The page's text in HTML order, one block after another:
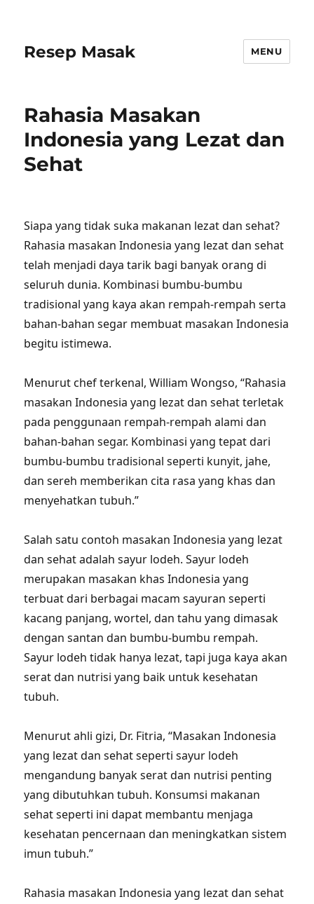
Resep Masak MENU
Rahasia Masakan
Indonesia yang Lezat dan
Sehat
Siapa yang tidak suka makanan lezat dan sehat?
Rahasia masakan Indonesia yang lezat dan sehat
telah menjadi daya tarik bagi banyak orang di
seluruh dunia. Kombinasi bumbu-bumbu
tradisional yang kaya akan rempah-rempah serta
bahan-bahan segar membuat masakan Indonesia
begitu istimewa.
Menurut chef terkenal, William Wongso, “Rahasia
masakan Indonesia yang lezat dan sehat terletak
pada penggunaan rempah-rempah alami dan
bahan-bahan segar. Kombinasi yang tepat dari
bumbu-bumbu tradisional seperti kunyit, jahe,
dan sereh memberikan cita rasa yang khas dan
menyehatkan tubuh.”
Salah satu contoh masakan Indonesia yang lezat
dan sehat adalah sayur lodeh. Sayur lodeh
merupakan masakan khas Indonesia yang
terbuat dari berbagai macam sayuran seperti
kacang panjang, wortel, dan tahu yang dimasak
dengan santan dan bumbu-bumbu rempah.
Sayur lodeh tidak hanya lezat, tapi juga kaya akan
serat dan nutrisi yang baik untuk kesehatan
tubuh.
Menurut ahli gizi, Dr. Fitria, “Masakan Indonesia
yang lezat dan sehat seperti sayur lodeh
mengandung banyak serat dan nutrisi penting
yang dibutuhkan tubuh. Konsumsi makanan
sehat seperti ini dapat membantu menjaga
kesehatan pencernaan dan meningkatkan sistem
imun tubuh.”
Rahasia masakan Indonesia yang lezat dan sehat